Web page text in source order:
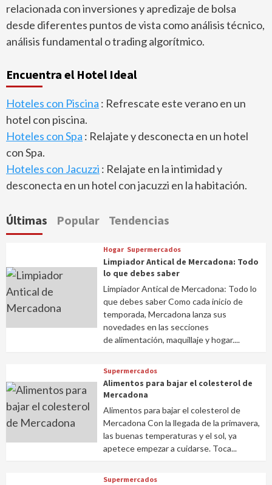
relacionada con inversiones y apredizaje de bolsa
desde diferentes puntos de vista como análisis técnico,
análisis fundamental o trading algorítmico.
Encuentra el Hotel Ideal
Hoteles con Piscina : Refrescate este verano en un
hotel con piscina.
Hoteles con Spa : Relajate y desconecta en un hotel
con Spa.
Hoteles con Jacuzzi : Relajate en la intimidad y
desconecta en un hotel con jacuzzi en la habitación.
Últimas Popular Tendencias
Hogar Supermercados
Limpiador Antical de Mercadona: Todo
lo que debes saber
Limpiador Antical de Mercadona: Todo lo
que debes saber Como cada inicio de
temporada, Mercadona lanza sus
novedades en las secciones
de alimentación, maquillaje y hogar....
Supermercados
Alimentos para bajar el colesterol de
Mercadona
Alimentos para bajar el colesterol de
Mercadona Con la llegada de la primavera,
las buenas temperaturas y el sol, ya
apetece empezar a cuidarse. Toca...
Supermercados